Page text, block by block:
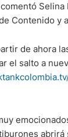
Contenido y
de ahora
el salto a